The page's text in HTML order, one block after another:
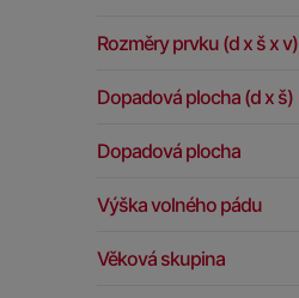
Rozměry prvku (d x š x v)
Dopadová plocha (d x š)
Dopadová plocha
Výška volného pádu
Věková skupina